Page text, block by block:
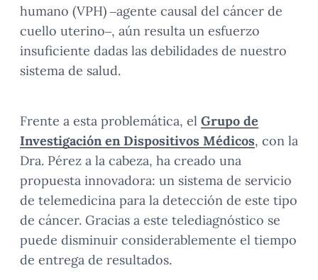
humano (VPH) –agente causal del cáncer de
cuello uterino–, aún resulta un esfuerzo
insuficiente dadas las debilidades de nuestro
sistema de salud.
Frente a esta problemática, el Grupo de
Investigación en Dispositivos Médicos, con la
Dra. Pérez a la cabeza, ha creado una
propuesta innovadora: un sistema de servicio
de telemedicina para la detección de este tipo
de cáncer. Gracias a este telediagnóstico se
puede disminuir considerablemente el tiempo
de entrega de resultados.